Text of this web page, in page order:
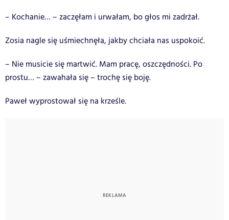
– Kochanie… – zaczęłam i urwałam, bo głos mi zadrżał.
Zosia nagle się uśmiechnęła, jakby chciała nas uspokoić.
– Nie musicie się martwić. Mam pracę, oszczędności. Po
prostu… – zawahała się – trochę się boję.
Paweł wyprostował się na krześle.